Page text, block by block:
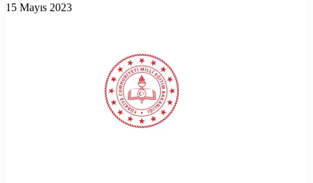
15 Mayıs 2023